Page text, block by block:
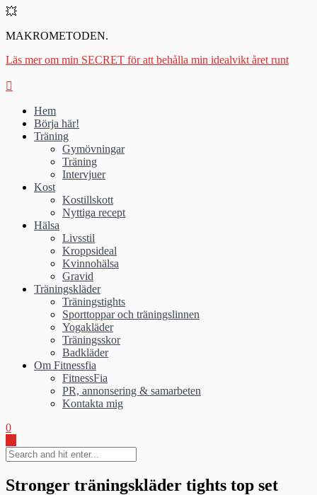
💥
MAKROMETODEN.
Läs mer om min SECRET för att behålla min idealvikt året runt
Hem
Börja här!
Träning
Gymövningar
Träning
Intervjuer
Kost
Kostillskott
Nyttiga recept
Hälsa
Livsstil
Kroppsideal
Kvinnohälsa
Gravid
Träningskläder
Träningstights
Sporttoppar och träningslinnen
Yogakläder
Träningsskor
Badkläder
Om Fitnessfia
FitnessFia
PR, annonsering & samarbeten
Kontakta mig
0
Stronger träningskläder tights top set